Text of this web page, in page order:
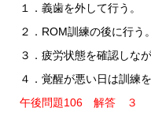
１．義歯を外して行う。
２．ROM訓練の後に行う。
３．疲労状態を確認しなが
４．覚醒が悪い日は訓練
午後問題106 解答 ３